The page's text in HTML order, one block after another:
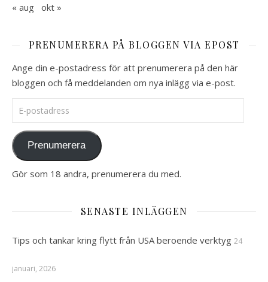
« aug okt »
PRENUMERERA PÅ BLOGGEN VIA EPOST
Ange din e-postadress för att prenumerera på den här
bloggen och få meddelanden om nya inlägg via e-post.
E-postadress
Prenumerera
Gör som 18 andra, prenumerera du med.
SENASTE INLÄGGEN
Tips och tankar kring flytt från USA beroende verktyg 24
januari, 2026